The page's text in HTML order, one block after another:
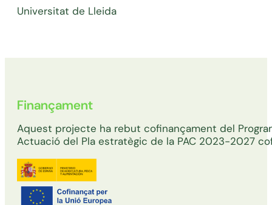
Universitat de Lleida
Finançament
Aquest projecte ha rebut cofinançament del
Actuació del Pla estratègic de la PAC 2023-2027